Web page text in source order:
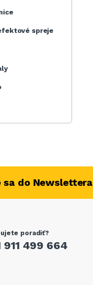
spreje
sa do Newslettera
poradiť?
911 499 664